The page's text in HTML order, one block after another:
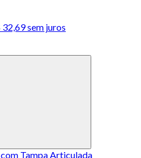
32,69 sem juros